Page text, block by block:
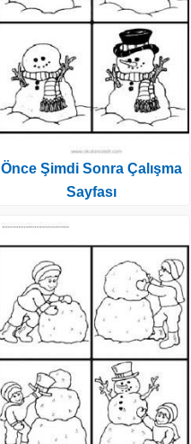
Önce Şimdi Sonra Çalışma
Sayfası